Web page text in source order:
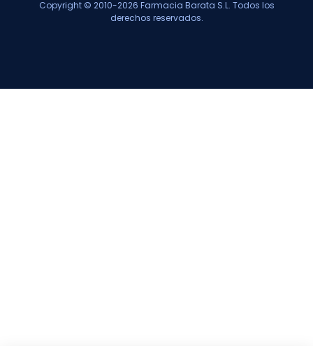
Copyright © 2010-2026 Farmacia Barata S.L. Todos los
derechos reservados.